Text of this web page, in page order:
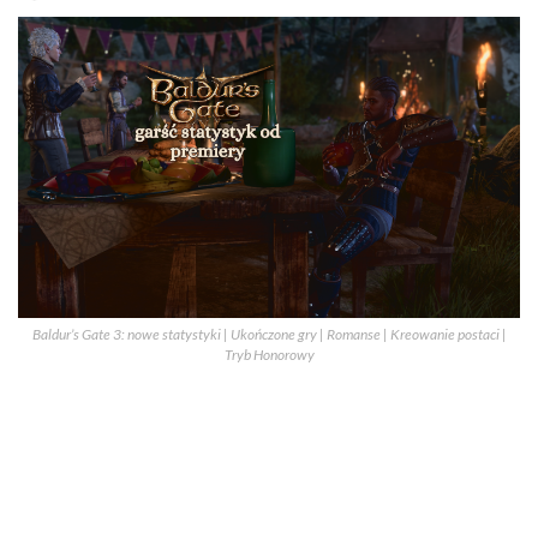
Baldur’s Gate 3: nowe statystyki | Ukończone gry | Romanse | Kreowanie postaci |
Tryb Honorowy